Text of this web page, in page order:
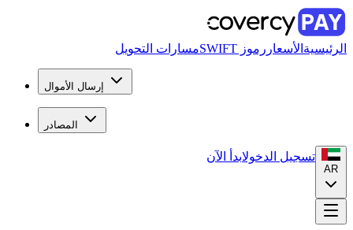
الرئيسية الأسعار رموز SWIFT مسارات التحويل
إرسال الأموال
المصادر
AR
تسجيل الدخولابدأ الآن